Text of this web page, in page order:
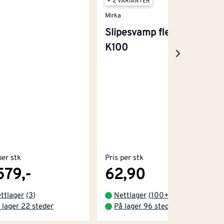
stk
(3)
lager 22 steder
Mirka
Slipesvamp fleksibel
K100
Pris per stk
62,90
Nettlager (100+
På lager 96 steder